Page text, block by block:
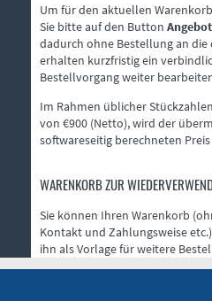
Um für den aktuellen
Sie bitte auf den Button
dadurch ohne Bestellung an die
erhalten kurzfristig ein
Bestellvorgang weiter
Im Rahmen üblicher
von €900 (Netto), wird der
softwareseitig berechneten
WARENKORB ZUR
Sie können Ihren Warenkorb
Kontakt und Zahlungsweise
ihn als Vorlage für weitere